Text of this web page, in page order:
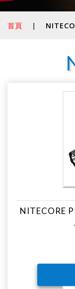
首頁 |
NITECORE